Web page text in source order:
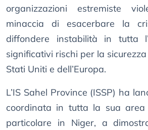
organizzazioni estremiste
minaccia di esacerbare la
diffondere instabilità in tutta
significativi rischi per la
Stati Uniti e dell’Europa.
L’IS Sahel Province (ISSP) ha
coordinata in tutta la sua area
particolare in Niger, a